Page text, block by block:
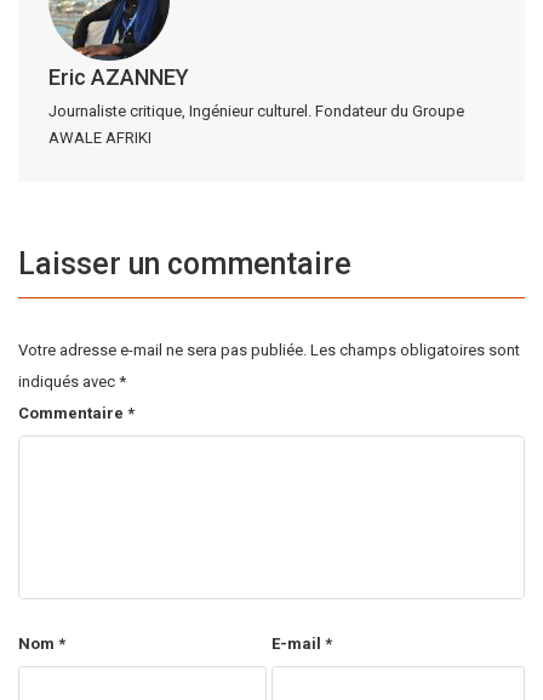
Eric AZANNEY
Journaliste critique, Ingénieur culturel. Fondateur du Groupe
AWALE AFRIKI
Laisser un commentaire
Votre adresse e-mail ne sera pas publiée. Les champs obligatoires sont
indiqués avec *
Commentaire *
Nom * E-mail *